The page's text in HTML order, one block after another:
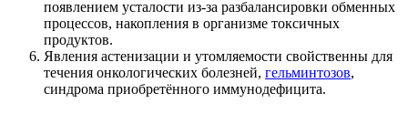
появлением усталости из-за разбалансировки обменных
процессов, накопления в организме токсичных
продуктов.
Явления астенизации и утомляемости свойственны для
течения онкологических болезней, гельминтозов,
синдрома приобретённого иммунодефицита.